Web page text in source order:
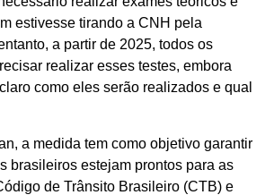
estivesse tirando a CNH pela
a partir de 2025, todos os
realizar esses testes, embora
como eles serão realizados e qual
a medida tem como objetivo garantir
brasileiros estejam prontos para as
de Trânsito Brasileiro (CTB) e